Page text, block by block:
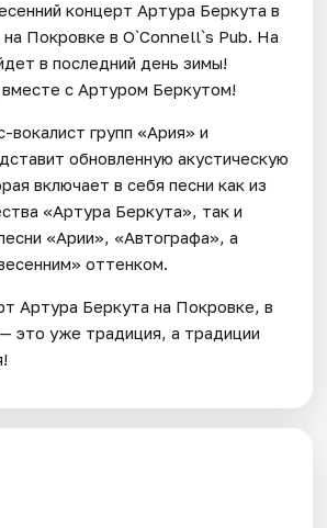
концерт Артура Беркута в
Покровке в O`Connell`s Pub. На
в последний день зимы!
с Артуром Беркутом!
вокалист групп «Ария» и
обновленную акустическую
включает в себя песни как из
«Артура Беркута», так и
«Арии», «Автографа», а
оттенком.
Артура Беркута на Покровке, в
это уже традиция, а традиции